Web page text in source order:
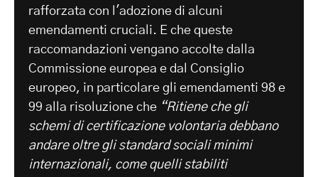
rafforzata con l'adozione di alcuni
emendamenti cruciali. E che queste
raccomandazioni vengano accolte dalla
Commissione europea e dal Consiglio
europeo, in particolare gli emendamenti 98 e
99 alla risoluzione che “Ritiene che gli
schemi di certificazione volontaria debbano
andare oltre gli standard sociali minimi
internazionali, come quelli stabiliti